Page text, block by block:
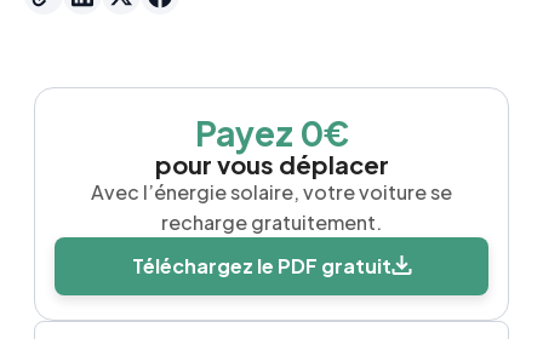
Payez 0€
pour vous déplacer
Avec l’énergie solaire, votre voiture se
recharge gratuitement.
Téléchargez le PDF gratuit